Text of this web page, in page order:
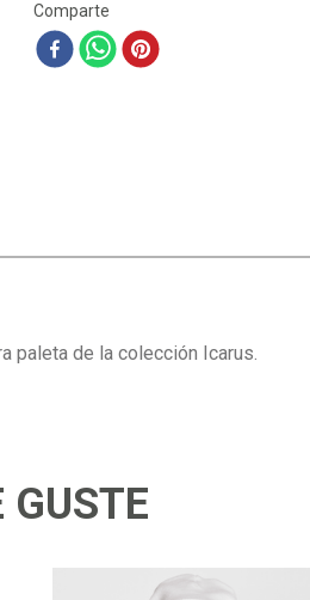
Comparte
paleta de la colección Icarus.